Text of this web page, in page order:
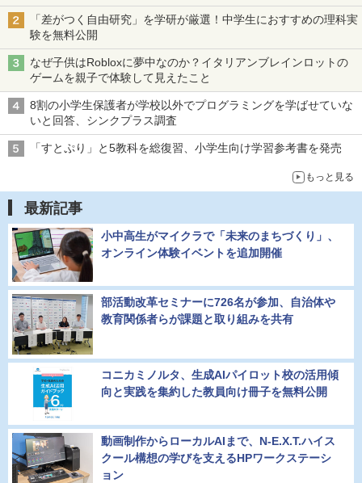
2026年8月12日（水）まで
「差がつく自由研究」を学研が厳選！中学生におすすめの理科実
験を無料公開
なぜ子供はRobloxに夢中なのか？イタリアンブレインロットの
ゲームを親子で体験して見えたこと
8割の小学生保護者が学校以外でプログラミングを学ばせていな
いと回答、シンクプラス調査
「すとぷり」と5教科を総復習、小学生向け学習参考書を発売
もっと見る
最新記事
小中高生がマイクラで「未来のまちづくり」、
オンライン体験イベントを追加開催
部活動改革セミナーに726名が参加、自治体や
教育関係者らが課題と取り組みを共有
コニカミノルタ、生成AIパイロット校の活用傾
向と実践を集約した教員向け冊子を無料公開
動画制作からローカルAIまで、N-E.X.T.ハイス
クール構想の学びを支えるHPワークステーシ
ョン